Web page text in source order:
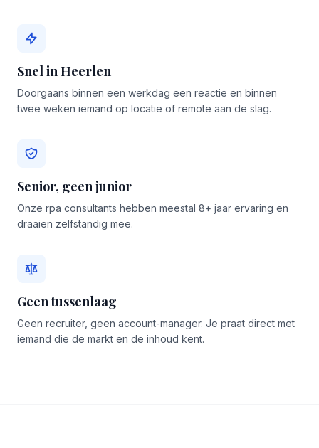
Snel in Heerlen
Doorgaans binnen een werkdag een reactie en binnen
twee weken iemand op locatie of remote aan de slag.
Senior, geen junior
Onze rpa consultants hebben meestal 8+ jaar ervaring en
draaien zelfstandig mee.
Geen tussenlaag
Geen recruiter, geen account-manager. Je praat direct met
iemand die de markt en de inhoud kent.